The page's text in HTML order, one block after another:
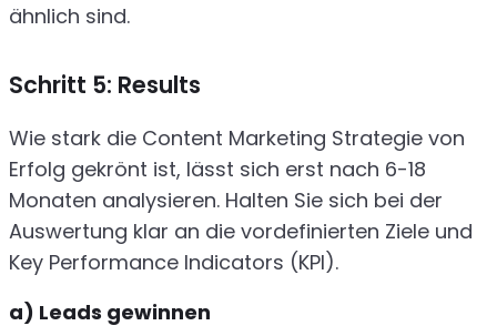
ähnlich sind.
Schritt 5: Results
Wie stark die Content Marketing Strategie von
Erfolg gekrönt ist, lässt sich erst nach 6-18
Monaten analysieren. Halten Sie sich bei der
Auswertung klar an die vordefinierten Ziele und
Key Performance Indicators (KPI).
a) Leads gewinnen